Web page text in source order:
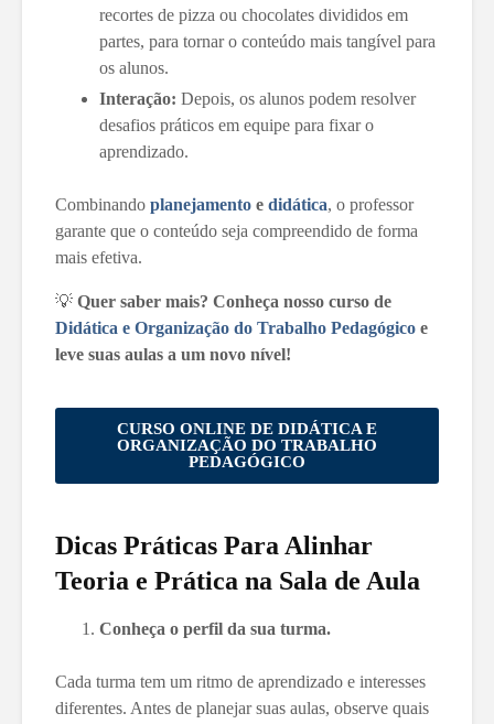
recortes de pizza ou chocolates divididos em
partes, para tornar o conteúdo mais tangível para
os alunos.
Interação: Depois, os alunos podem resolver
desafios práticos em equipe para fixar o
aprendizado.
Combinando planejamento e didática, o professor
garante que o conteúdo seja compreendido de forma
mais efetiva.
💡 Quer saber mais? Conheça nosso curso de
Didática e Organização do Trabalho Pedagógico e
leve suas aulas a um novo nível!
CURSO ONLINE DE DIDÁTICA E
ORGANIZAÇÃO DO TRABALHO
PEDAGÓGICO
Dicas Práticas Para Alinhar
Teoria e Prática na Sala de Aula
Conheça o perfil da sua turma.
Cada turma tem um ritmo de aprendizado e interesses
diferentes. Antes de planejar suas aulas, observe quais